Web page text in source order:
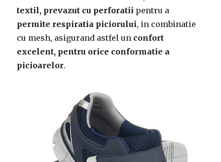
textil, prevazut cu perforatii pentru a
permite respiratia piciorului, in combinatie
cu mesh, asigurand astfel un confort
excelent, pentru orice conformatie a
picioarelor.